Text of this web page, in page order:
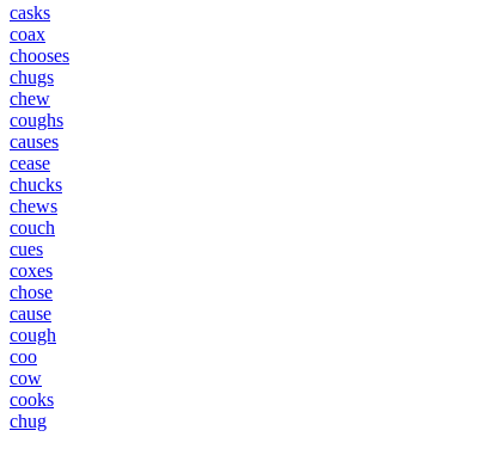
casks
coax
chooses
chugs
chew
coughs
causes
cease
chucks
chews
couch
cues
coxes
chose
cause
cough
coo
cow
cooks
chug